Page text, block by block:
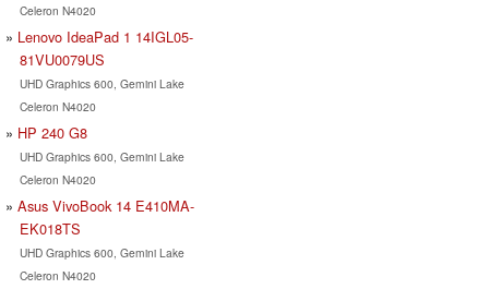
Celeron N4020
Lenovo IdeaPad 1 14IGL05-
81VU0079US
UHD Graphics 600, Gemini Lake
Celeron N4020
HP 240 G8
UHD Graphics 600, Gemini Lake
Celeron N4020
Asus VivoBook 14 E410MA-
EK018TS
UHD Graphics 600, Gemini Lake
Celeron N4020